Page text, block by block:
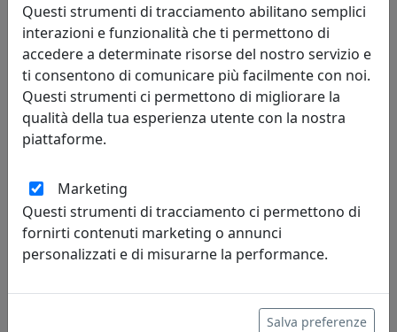
SEDUTA POSTAZIONE LAVORATIVA ESSENTIAL PLUS EN002P
Questi strumenti di tracciamento abilitano semplici
interazioni e funzionalità che ti permettono di
accedere a determinate risorse del nostro servizio e
ti consentono di comunicare più facilmente con noi.
Questi strumenti ci permettono di migliorare la
qualità della tua esperienza utente con la nostra
piattaforme.
Marketing
Questi strumenti di tracciamento ci permettono di
fornirti contenuti marketing o annunci
personalizzati e di misurarne la performance.
Salva preferenze